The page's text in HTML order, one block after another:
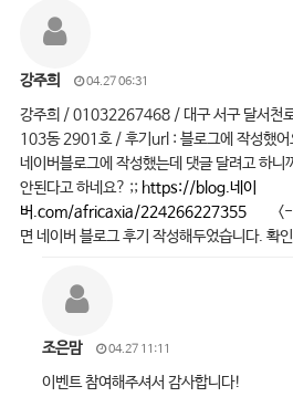
강주희 04.27 06:31
강주희 / 01032267468 / 대구 서구 달서천
103동 2901호 / 후기url : 블로그에 작성했어
네이버블로그에 작성했는데 댓글 달려고 하니
안된다고 하네요? ;; https://blog.네이
버.com/africaxia/224266227355<-여
면 네이버 블로그 후기 작성해두었습니다. 확
조은맘 04.27 11:11
이벤트 참여해주셔서 감사합니다!